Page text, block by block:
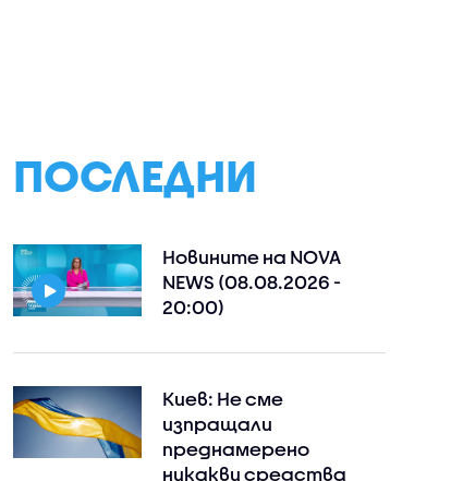
ПОСЛЕДНИ
Новините на NOVA
NEWS (08.08.2026 -
20:00)
Киев: Не сме
изпращали
преднамерено
никакви средства